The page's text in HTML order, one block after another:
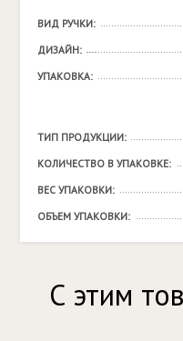
ВИД РУЧКИ:
ДИЗАЙН:
УПАКОВКА:
ТИП ПРОДУКЦИИ:
КОЛИЧЕСТВО В УПАКОВКЕ:
ВЕС УПАКОВКИ:
ОБЪЕМ УПАКОВКИ:
С этим